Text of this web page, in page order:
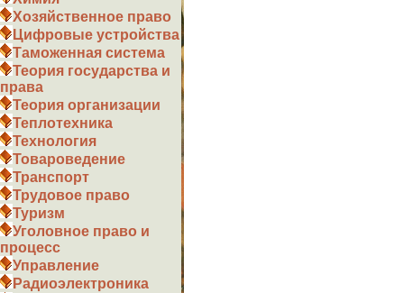
Хозяйственное право
Цифровые устройства
Таможенная система
Теория государства и
права
Теория организации
Теплотехника
Технология
Товароведение
Транспорт
Трудовое право
Туризм
Уголовное право и
процесс
Управление
Радиоэлектроника